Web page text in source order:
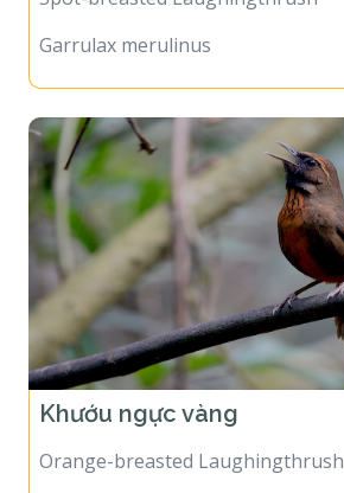
Garrulax merulinus
Khướu ngực vàng
Orange-breasted Laughingthrush